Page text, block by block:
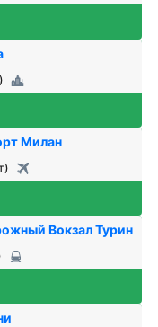
Милан
Вокзал Турин